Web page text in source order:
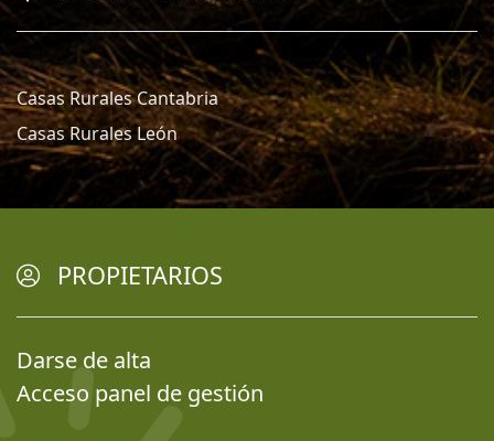
Casas Rurales Cantabria
Casas Rurales León
PROPIETARIOS
Darse de alta
Acceso panel de gestión